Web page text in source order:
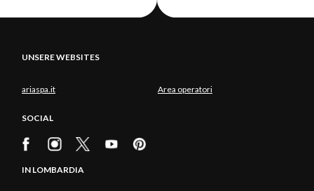
UNSERE WEBSITES
ariaspa.it Area operatori
SOCIAL
IN LOMBARDIA